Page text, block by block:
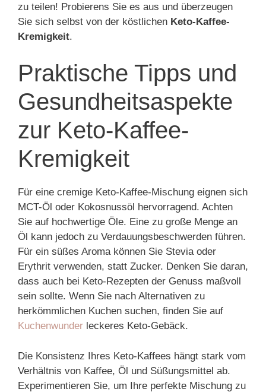
zu teilen! Probierens Sie es aus und überzeugen
Sie sich selbst von der köstlichen Keto-Kaffee-
Kremigkeit.
Praktische Tipps und
Gesundheitsaspekte
zur Keto-Kaffee-
Kremigkeit
Für eine cremige Keto-Kaffee-Mischung eignen sich
MCT-Öl oder Kokosnussöl hervorragend. Achten
Sie auf hochwertige Öle. Eine zu große Menge an
Öl kann jedoch zu Verdauungsbeschwerden führen.
Für ein süßes Aroma können Sie Stevia oder
Erythrit verwenden, statt Zucker. Denken Sie daran,
dass auch bei Keto-Rezepten der Genuss maßvoll
sein sollte. Wenn Sie nach Alternativen zu
herkömmlichen Kuchen suchen, finden Sie auf
Kuchenwunder leckeres Keto-Gebäck.
Die Konsistenz Ihres Keto-Kaffees hängt stark vom
Verhältnis von Kaffee, Öl und Süßungsmittel ab.
Experimentieren Sie, um Ihre perfekte Mischung zu